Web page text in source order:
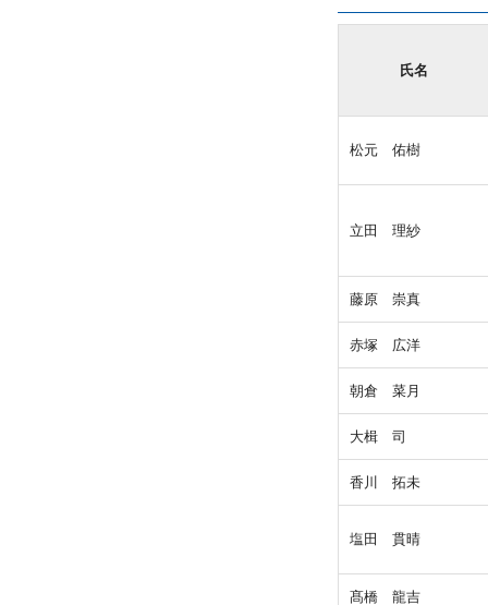
氏名
松元 佑樹
立田 理紗
藤原 崇真
赤塚 広洋
朝倉 菜月
大楫 司
香川 拓未
塩田 貫晴
髙橋 龍吉